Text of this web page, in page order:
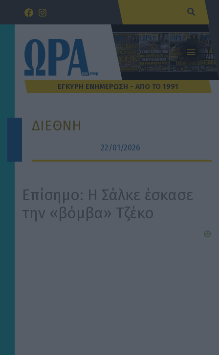
Μετάβαση
ΔΙΕΘΝΗ
22/01/2026
Επίσημο: Η Σάλκε έσκασε
την «βόμβα» Τζέκο